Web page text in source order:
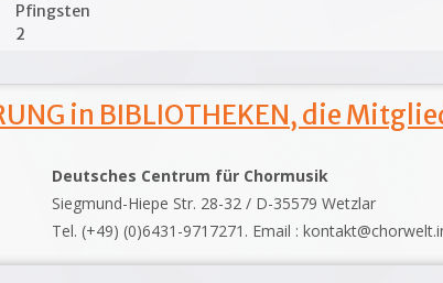
Pfingsten
2
in BIBLIOTHEKEN, die
Deutsches Centrum für Chormusik
Siegmund-Hiepe Str. 28-32 / D-35579 Wetzlar
Tel. (+49) (0)6431-9717271. Email :